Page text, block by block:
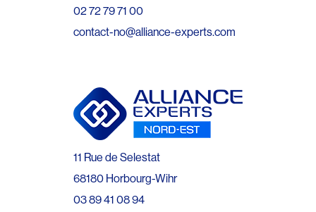
02 72 79 71 00
contact-no@alliance-experts.com
11 Rue de Selestat
68180 Horbourg-Wihr
03 89 41 08 94